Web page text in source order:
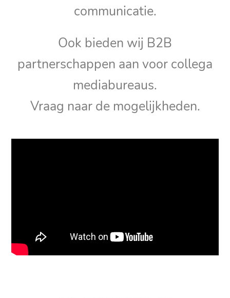
communicatie.
Ook bieden wij B2B
partnerschappen aan voor collega
mediabureaus.
Vraag naar de mogelijkheden.